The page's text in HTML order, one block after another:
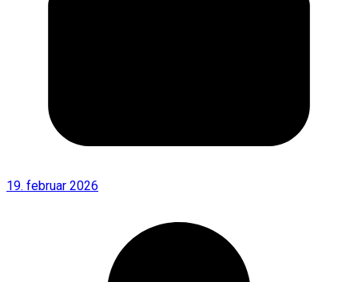
19. februar 2026